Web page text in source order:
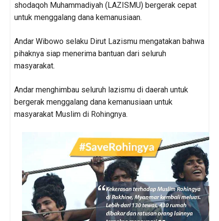
shodaqoh Muhammadiyah (LAZISMU) bergerak cepat
untuk menggalang dana kemanusiaan.
Andar Wibowo selaku Dirut Lazismu mengatakan bahwa
pihaknya siap menerima bantuan dari seluruh
masyarakat.
Andar menghimbau seluruh lazismu di daerah untuk
bergerak menggalang dana kemanusiaan untuk
masyarakat Muslim di Rohingnya.